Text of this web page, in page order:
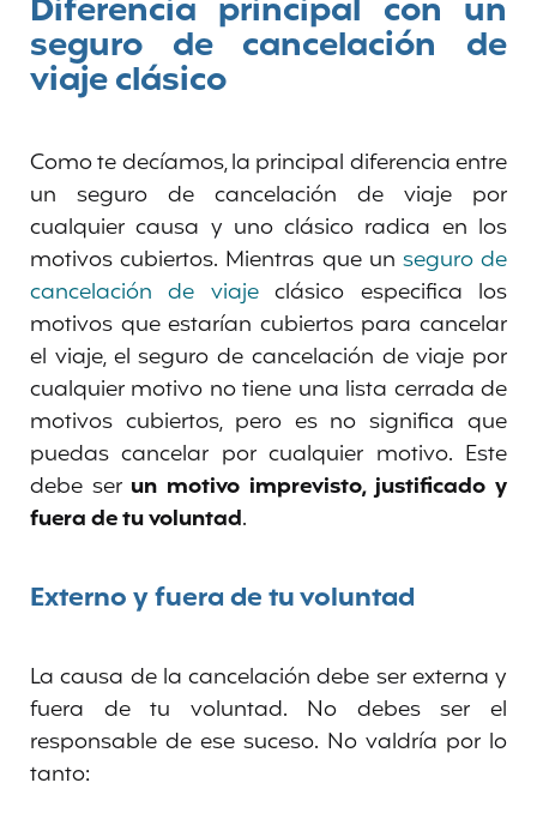
Diferencia principal con un
seguro de cancelación de
viaje clásico
Como te decíamos, la principal diferencia entre
un seguro de cancelación de viaje por
cualquier causa y uno clásico radica en los
motivos cubiertos. Mientras que un seguro de
cancelación de viajeclásico especifica los
motivos que estarían cubiertos para cancelar
el viaje, el seguro de cancelación de viaje por
cualquier motivo no tiene una lista cerrada de
motivos cubiertos, pero es no significa que
puedas cancelar por cualquier motivo. Este
debe ser un motivo imprevisto, justificado y
fuera de tu voluntad.
Externo y fuera de tu voluntad
La causa de la cancelación debe ser externa y
fuera de tu voluntad. No debes ser el
responsable de ese suceso. No valdría por lo
tanto: